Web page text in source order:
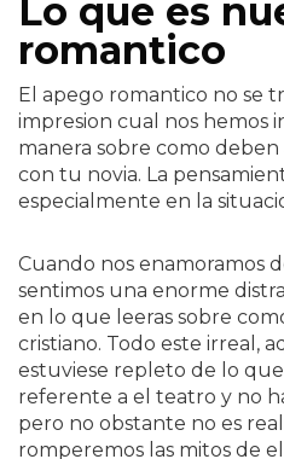
Lo que es
romantico
El apego romantico no se
impresion cual nos hemos
manera sobre como
con tu novia. La
especialmente en la
Cuando nos enamoramos
sentimos una enorme
en lo que leeras sobre
cristiano. Todo este irreal,
estuviese repleto de lo
referente a el teatro y no
pero no obstante no es
romperemos las mitos de